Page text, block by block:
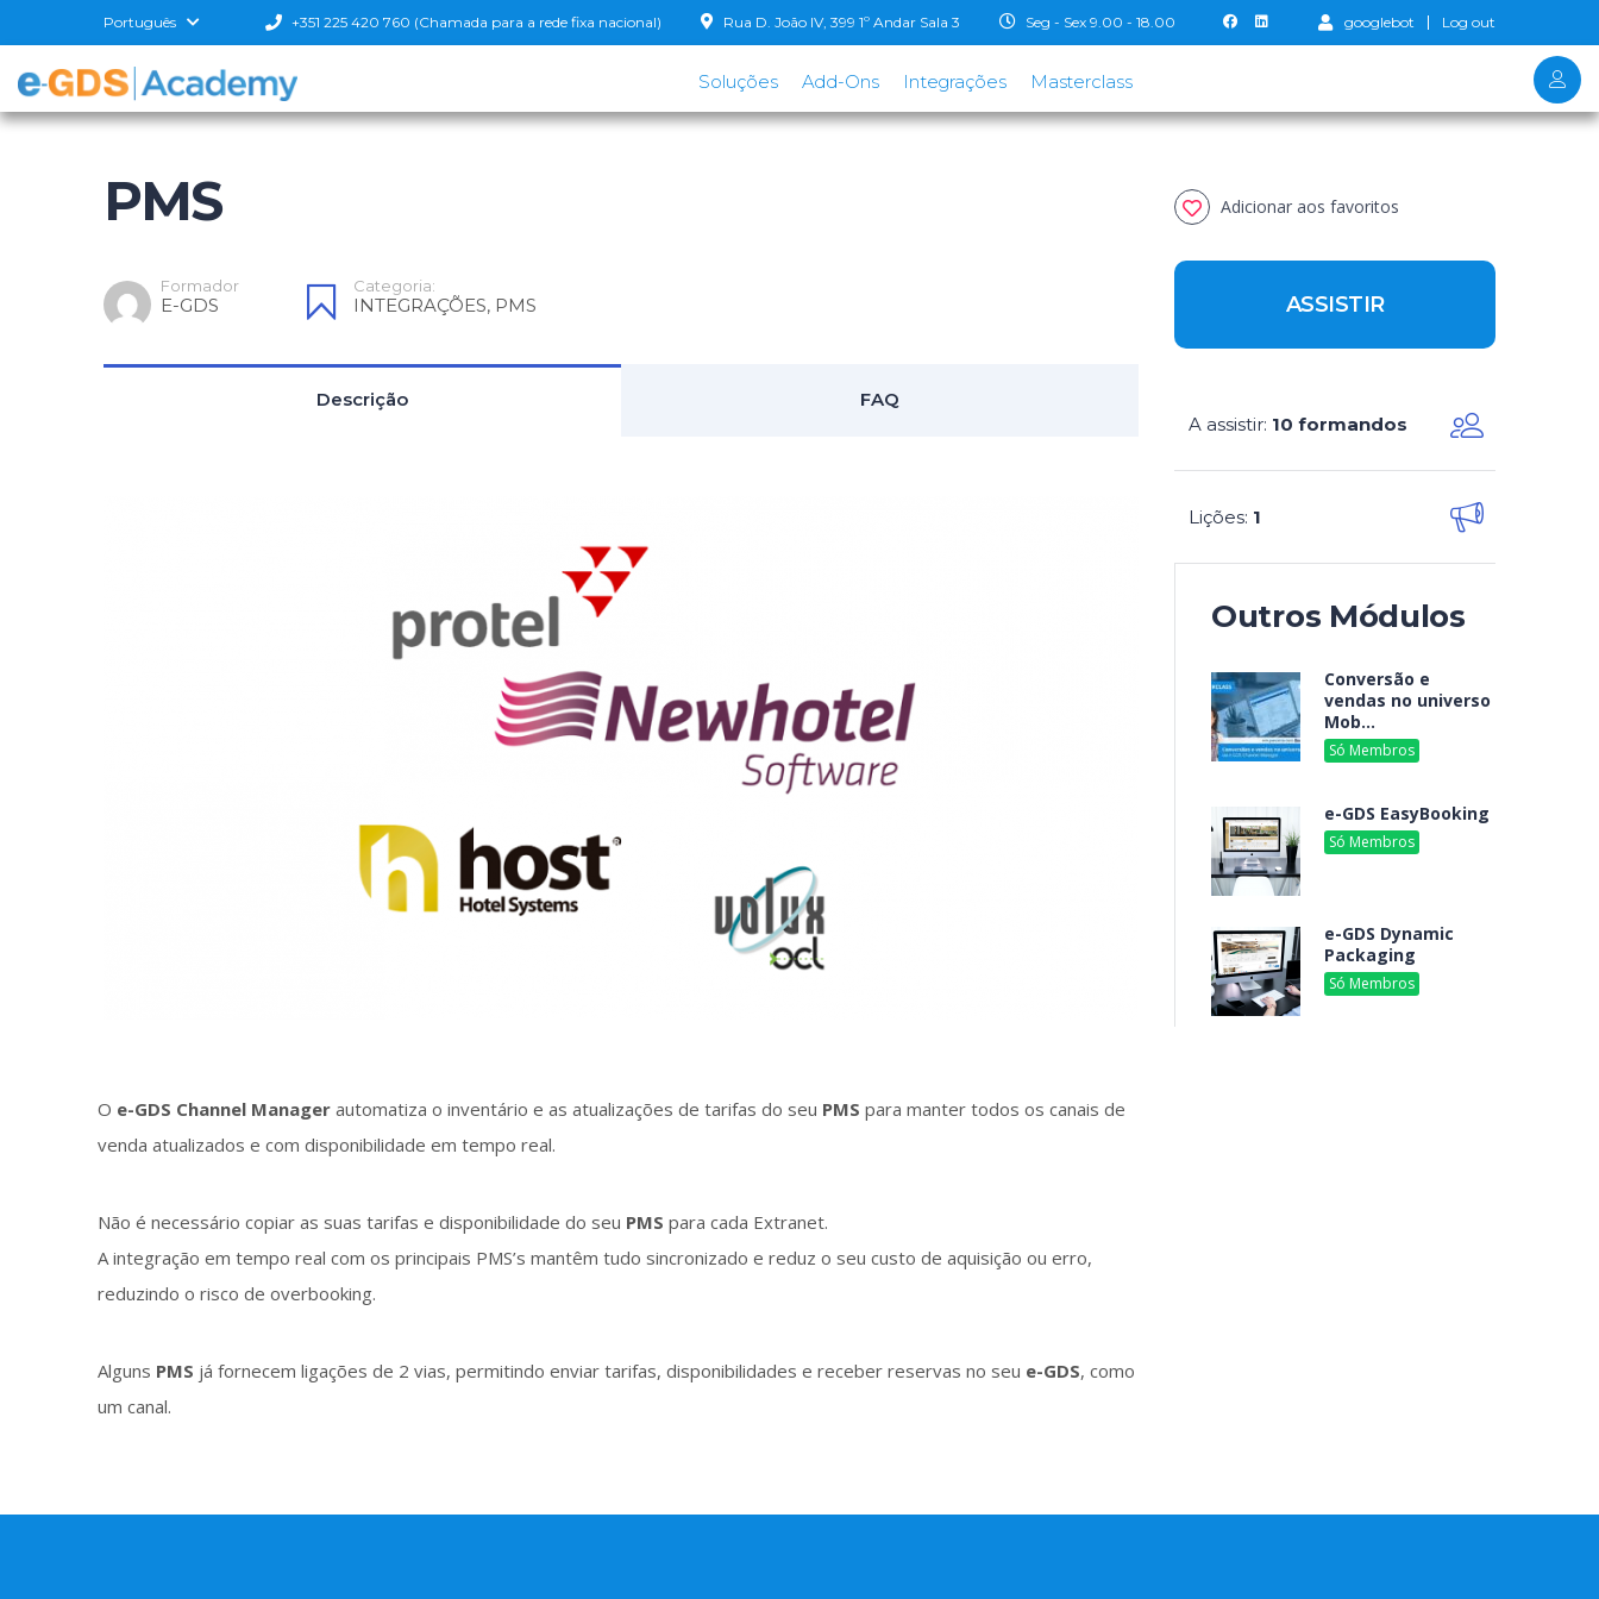
Português googlebot Log out
Seg - Sex 9.00 - 18.00
Rua D. João IV, 399 1º Andar Sala 3
+351 225 420 760 (Chamada para a rede fixa nacional)
Soluções Add-Ons Integrações Masterclass
PMS
Formador
E-GDS
Categoria:
INTEGRAÇÕES, PMS
Descrição FAQ
O e-GDS Channel Manager automatiza o inventário e as atualizações de tarifas do seu PMS para manter todos os canais de
venda atualizados e com disponibilidade em tempo real.
Não é necessário copiar as suas tarifas e disponibilidade do seu PMS para cada Extranet.
A integração em tempo real com os principais PMS’s mantêm tudo sincronizado e reduz o seu custo de aquisição ou erro,
reduzindo o risco de overbooking.
Alguns PMS já fornecem ligações de 2 vias, permitindo enviar tarifas, disponibilidades e receber reservas no seu e-GDS, como
um canal.
Adicionar aos favoritos
ASSISTIR
A assistir: 10 formandos
Lições: 1
Outros Módulos
Conversão e
vendas no universo
Mob...
Só Membros
e-GDS EasyBooking
Só Membros
e-GDS Dynamic
Packaging
Só Membros